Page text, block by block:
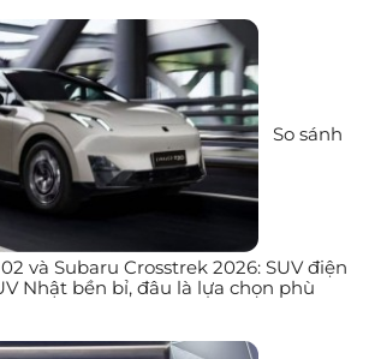
So sánh
và Subaru Crosstrek 2026: SUV điện
Nhật bền bỉ, đâu là lựa chọn phù